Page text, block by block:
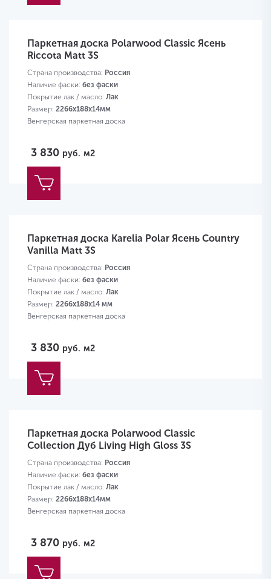
Паркетная доска Polarwood Classic Ясень
Riccota Matt 3S
Страна производства: Россия
Наличие фаски: без фаски
Покрытие лак / масло: Лак
Размер: 2266х188х14мм
Венгерская паркетная доска
3 830 руб. м2
Паркетная доска Karelia Polar Ясень Country
Vanilla Matt 3S
Страна производства: Россия
Наличие фаски: без фаски
Покрытие лак / масло: Лак
Размер: 2266х188х14 мм
Венгерская паркетная доска
3 830 руб. м2
Паркетная доска Polarwood Classic
Collection Дуб Living High Gloss 3S
Страна производства: Россия
Наличие фаски: без фаски
Покрытие лак / масло: Лак
Размер: 2266х188х14мм
Венгерская паркетная доска
3 870 руб. м2